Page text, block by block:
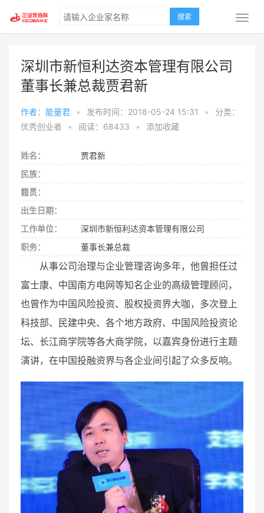
搜索
深圳市新恒利达资本管理有限公司
董事长兼总裁贾君新
作者：能量君 • 发布时间：2018-05-24 15:31 •
分类：
优秀创业者
• 阅读：68433 • 添加收藏
姓名：
贾君新
民族：
籍贯：
出生日期：
工作单位：
深圳市新恒利达资本管理有限公司
职务：
董事长兼总裁
从事公司治理与企业管理咨询多年，他曾担任过
富士康、中国南方电网等知名企业的高级管理顾问，
也曾作为中国风险投资、股权投资界大咖，多次登上
科技部、民建中央、各个地方政府、中国风险投资论
坛、长江商学院等各大商学院，以嘉宾身份进行主题
演讲，在中国投融资界与各企业间引起了众多反响。